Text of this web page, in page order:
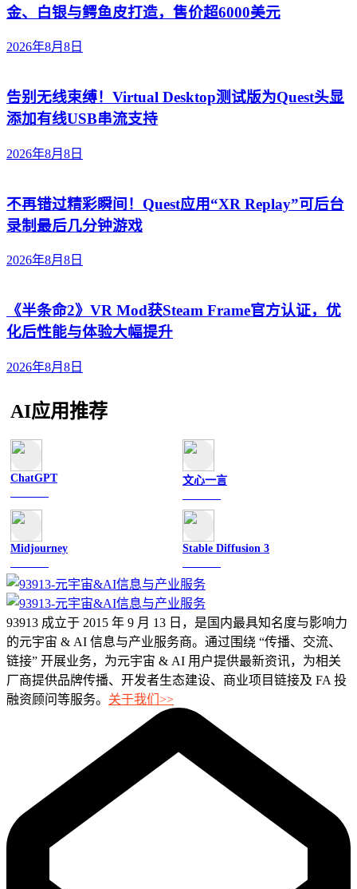
金、白银与鳄鱼皮打造，售价超6000美元
2026年8月8日
告别无线束缚！Virtual Desktop测试版为Quest头显
添加有线USB串流支持
2026年8月8日
不再错过精彩瞬间！Quest应用“XR Replay”可后台
录制最后几分钟游戏
2026年8月8日
《半条命2》VR Mod获Steam Frame官方认证，优
化后性能与体验大幅提升
2026年8月8日
AI应用推荐
ChatGPT 文心一言
Midjourney Stable Diffusion 3
93913 成立于 2015 年 9 月 13 日，是国内最具知名度与影响力
的元宇宙 & AI 信息与产业服务商。通过围绕 “传播、交流、
链接” 开展业务，为元宇宙 & AI 用户提供最新资讯，为相关
厂商提供品牌传播、开发者生态建设、商业项目链接及 FA 投
融资顾问等服务。 关于我们>>